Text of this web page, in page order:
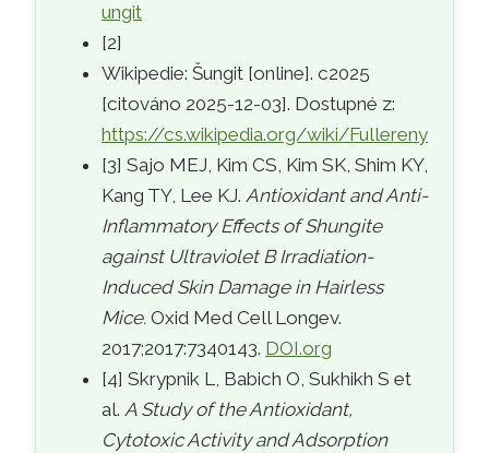
ungit
[2]
Wikipedie: Šungit [online]. c2025
[citováno 2025-12-03]. Dostupné z:
https://cs.wikipedia.org/wiki/Fullereny
[3] Sajo MEJ, Kim CS, Kim SK, Shim KY,
Kang TY, Lee KJ.Antioxidant and Anti-
Inflammatory Effects of Shungite
against Ultraviolet B Irradiation-
Induced Skin Damage in Hairless
Mice. Oxid Med Cell Longev.
2017;2017:7340143. DOI.org
[4] Skrypnik L, Babich O, Sukhikh S et
al.A Study of the Antioxidant,
Cytotoxic Activity and Adsorption